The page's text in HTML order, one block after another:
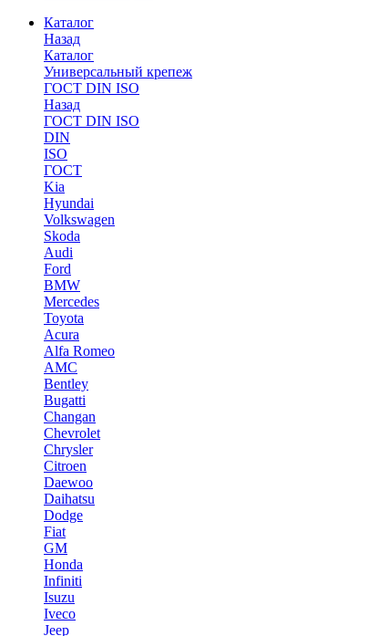
Каталог
Назад
Каталог
Универсальный крепеж
ГОСТ DIN ISO
Назад
ГОСТ DIN ISO
DIN
ISO
ГОСТ
Kia
Hyundai
Volkswagen
Skoda
Audi
Ford
BMW
Mercedes
Toyota
Acura
Alfa Romeo
AMC
Bentley
Bugatti
Changan
Chevrolet
Chrysler
Citroen
Daewoo
Daihatsu
Dodge
Fiat
GM
Honda
Infiniti
Isuzu
Iveco
Jeep